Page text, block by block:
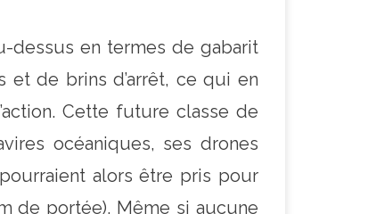
dessus en termes de gabarit
de brins d’arrêt, ce qui en
Cette future classe de
océaniques, ses drones
alors être pris pour
de portée). Même si aucune